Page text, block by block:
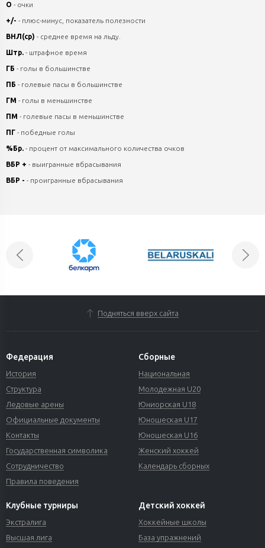
О - очки
+/- - плюс-минус, показатель полезности
ВНЛ(ср) - среднее время на льду.
Штр. - штрафное время
ГБ - голы в большинстве
ПБ - голевые пасы в большинстве
ГМ - голы в меньшинстве
ПМ - голевые пасы в меньшинстве
ПГ - победные голы
%Бр. - процент от максимального количества очков
ВБР + - выигранные вбрасывания
ВБР - - проигранные вбрасывания
Подняться вверх сайта
Федерация
История
Структура
Ледовые арены
Официальные документы
Контакты
Государственная символика
Сотрудничество
Правила поведения
Сборные
Национальная
Молодежная U20
Юниорская U18
Юношеская U17
Юношеская U16
Женский хоккей
Календарь сборных
Клубные турниры
Экстралига
Высшая лига
Детский хоккей
Хоккейные школы
База упражнений